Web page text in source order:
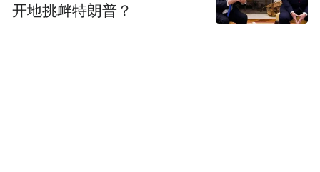
开地挑衅特朗普？